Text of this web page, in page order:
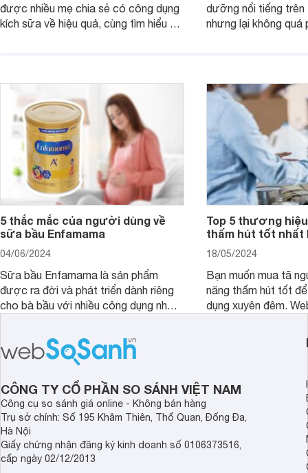
được nhiều mẹ chia sẻ có công dụng
kích sữa về hiệu quả, cùng tìm hiểu chi
không bạn nhé!
dưỡng nổi tiếng
nhưng lại không quá
sữa này chi tiết nhất.
5 thắc mắc của người dùng về
sữa bầu Enfamama
04/06/2024
Sữa bầu Enfamama là sản phẩm
được ra đời và phát triển dành riêng
cho bà bầu với nhiều công dụng như
Bài viết sau sẽ cung cấp cho bạn các
thông tin quan trọng về xuất xứ, liều
lượng sử dụng an toàn và các đánh
giá thực tế của mẹ bầu đã sử dụng.
Top 5 thương
thấm hút tốt nhất
18/05/2024
Bạn muốn mua tã
năng thấm hút tốt
dụng xuyên đêm.
thấm hút tốt nhất
thoải mái lựa chọn
CÔNG TY CỔ PHẦN SO SÁNH VIỆT NAM
Công cụ so sánh giá online - Không bán hàng
Trụ sở chính: Số 195 Khâm Thiên, Thổ Quan, Đống Đa,
Hà Nội
Giấy chứng nhận đăng ký kinh doanh số 0106373516,
cấp ngày 02/12/2013